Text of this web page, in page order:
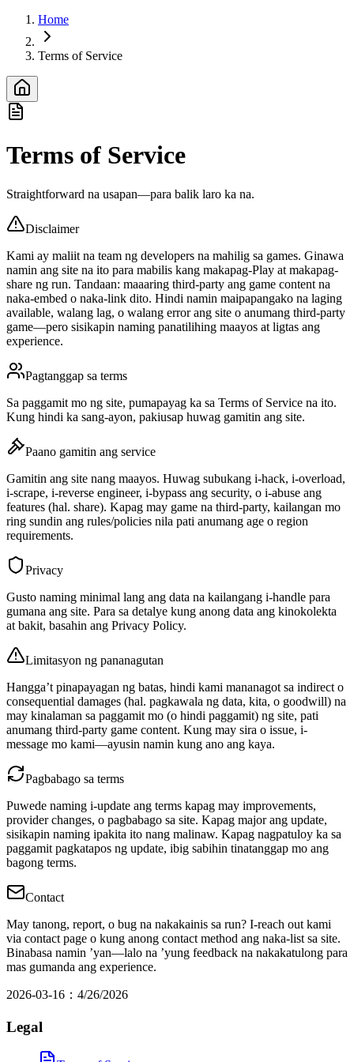
Home
Terms of Service
Terms of Service
Straightforward na usapan—para balik laro ka na.
Disclaimer
Kami ay maliit na team ng developers na mahilig sa games. Ginawa
namin ang site na ito para mabilis kang makapag-Play at makapag-
share ng run. Tandaan: maaaring third-party ang game content na
naka-embed o naka-link dito. Hindi namin maipapangako na laging
available, walang lag, o walang error ang site o anumang third-party
game—pero sisikapin naming panatilihing maayos at ligtas ang
experience.
Pagtanggap sa terms
Sa paggamit mo ng site, pumapayag ka sa Terms of Service na ito.
Kung hindi ka sang-ayon, pakiusap huwag gamitin ang site.
Paano gamitin ang service
Gamitin ang site nang maayos. Huwag subukang i-hack, i-overload,
i-scrape, i-reverse engineer, i-bypass ang security, o i-abuse ang
features (hal. share). Kapag may game na third-party, kailangan mo
ring sundin ang rules/policies nila pati anumang age o region
requirements.
Privacy
Gusto naming minimal lang ang data na kailangang i-handle para
gumana ang site. Para sa detalye kung anong data ang kinokolekta
at bakit, basahin ang Privacy Policy.
Limitasyon ng pananagutan
Hangga’t pinapayagan ng batas, hindi kami mananagot sa indirect o
consequential damages (hal. pagkawala ng data, kita, o goodwill) na
may kinalaman sa paggamit mo (o hindi paggamit) ng site, pati
anumang third-party game content. Kung may sira o issue, i-
message mo kami—ayusin namin kung ano ang kaya.
Pagbabago sa terms
Puwede naming i-update ang terms kapag may improvements,
provider changes, o pagbabago sa site. Kapag major ang update,
sisikapin naming ipakita ito nang malinaw. Kapag nagpatuloy ka sa
paggamit pagkatapos ng update, ibig sabihin tinatanggap mo ang
bagong terms.
Contact
May tanong, report, o bug na nakakainis sa run? I-reach out kami
via contact page o kung anong contact method ang naka-list sa site.
Binabasa namin ’yan—lalo na ’yung feedback na nakakatulong para
mas gumanda ang experience.
2026-03-16 ： 4/26/2026
Legal